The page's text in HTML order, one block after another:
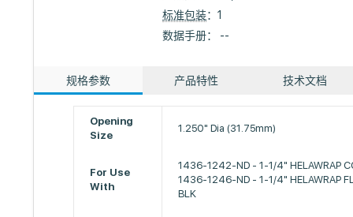
标准包装：1
数据手册： --
规格参数 产品特性 技术文档
Opening
Size
1.250" Dia (31.75mm)
For Use
With
1436-1242-ND - 1-1/4" HELAWRAP
1436-1246-ND - 1-1/4" HELAWRAP
BLK